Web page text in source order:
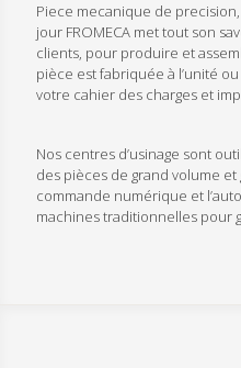
Piece mecanique de
jour FROMECA met tout son
clients, pour produire et
pièce est fabriquée à l’unité
votre cahier des charges et
Nos centres d’usinage sont
des pièces de grand volume
commande numérique et
machines traditionnelles pour